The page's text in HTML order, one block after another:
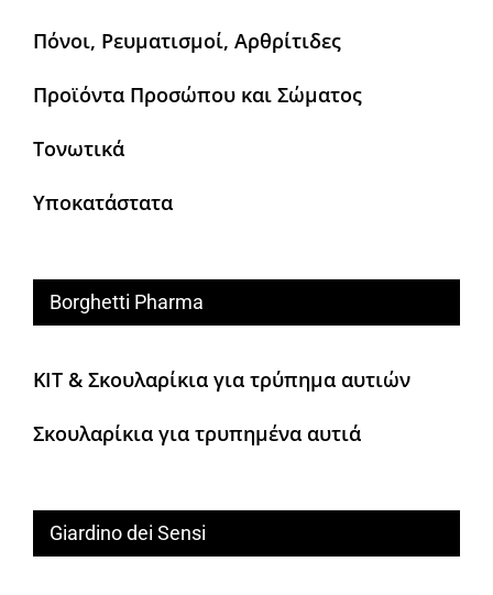
Πόνοι, Ρευματισμοί, Αρθρίτιδες
Προϊόντα Προσώπου και Σώματος
Τονωτικά
Υποκατάστατα
Borghetti Pharma
KIT & Σκουλαρίκια για τρύπημα αυτιών
Σκουλαρίκια για τρυπημένα αυτιά
Giardino dei Sensi